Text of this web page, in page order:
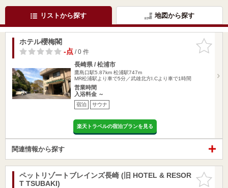
リストから探す 地図から探す
お気に入
りに追加
ホテル櫻梅閣
-点/ 0 件
長崎県 / 松浦市
鷹島口駅5.87km 松浦駅747m
MR松浦駅より車で5分／武雄北方I.Cより車で1時間
営業時間
入浴料金 ～
宿泊 サウナ
楽天トラベルの宿泊プランを見る
関連情報から探す
お気に入
りに追加
ペットリゾートブレインズ長崎 (旧 HOTEL & RESOR
T TSUBAKI)